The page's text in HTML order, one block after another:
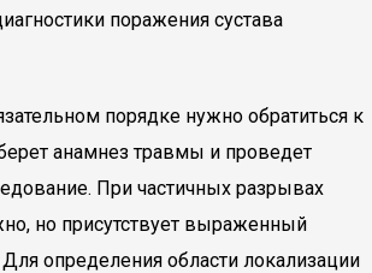
поражения сустава
порядке нужно обратиться к
анамнез травмы и проведет
При частичных разрывах
но присутствует выраженный
определения области локализации